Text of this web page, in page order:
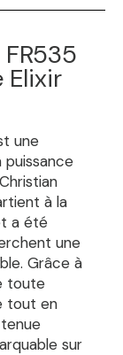
Elixir
une
puissance
à la
a été
une
Grâce à
toute
tout en
sur